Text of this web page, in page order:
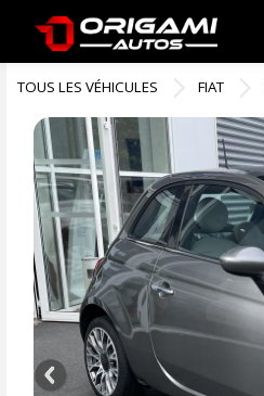
TOUS LES VÉHICULES FIAT